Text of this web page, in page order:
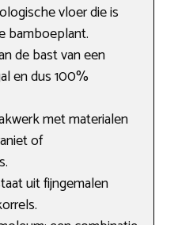
vloer die is
bamboeplant.
de bast van een
en dus 100%
met materialen
of
uit fijngemalen